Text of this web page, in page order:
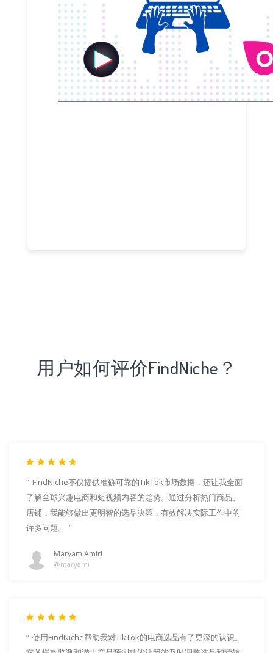
用户如何评价FindNiche？
FindNiche不仅提供准确可靠的TikTok市场数据，还让我全面
了解全球兴趣电商和短视频内容的趋势。通过分析热门商品、
店铺，我能够做出更明智的选品决策，有效解决实际工作中的
许多问题。
Maryam Amiri
@maryami
使用FindNiche帮助我对TikTok的电商选品有了更深的认识。